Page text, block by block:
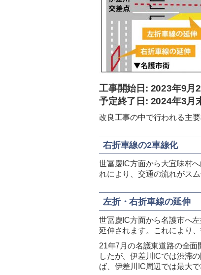
工事開始日: 2023年9月
予定終了日: 2024年3月
改良工事の中で行われる主
右折車線の2車線化
世冨慶IC方面から大宜味村
れにより、交通の流れがスム
左折・右折車線の延伸
世冨慶IC方面から名護市へ
延伸されます。これにより
21年7月の名護東道路の全
したが、伊差川ICでは渋滞
ば、伊差川IC周辺では最大